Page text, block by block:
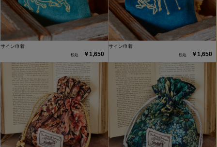
サイン巾着
￥1,650
サイン巾着
￥1,650